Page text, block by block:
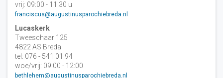
vrij: 09:00 - 11.30 u
franciscus@augustinusparochiebreda.nl
Lucaskerk
Tweeschaar 125
4822 AS Breda
tel: 076 - 541 01 94
woe/vrij: 09:00 - 12:00
bethlehem@augustinusparochiebreda.nl